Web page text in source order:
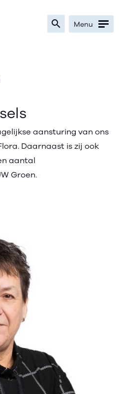
search Menu
aansturing van ons
Daarnaast is zij ook
aantal
Groen.